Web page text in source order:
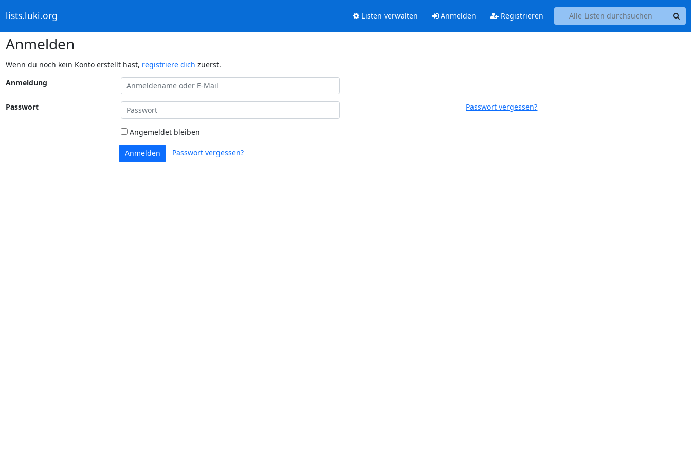
lists.luki.org Listen verwalten Anmelden Registrieren
Anmelden
Wenn du noch kein Konto erstellt hast, registriere dich zuerst.
Anmeldung
Passwort Passwort vergessen?
Angemeldet bleiben
Anmelden Passwort vergessen?